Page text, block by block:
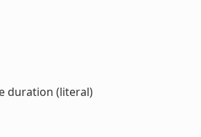
duration (literal)